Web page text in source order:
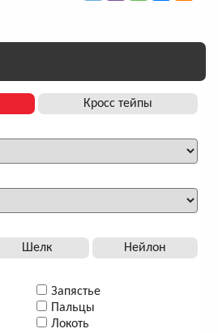
Кросс тейпы
Шелк Нейлон
Запястье
Пальцы
Локоть